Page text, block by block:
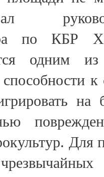
по КБР
одним
к
на
Для